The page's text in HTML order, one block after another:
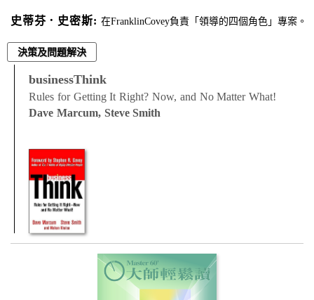
史蒂芬．史密斯: 在FranklinCovey負責「領導的四個角色」專案。
決策及問題解決
businessThink
Rules for Getting It Right? Now, and No Matter What!
Dave Marcum, Steve Smith